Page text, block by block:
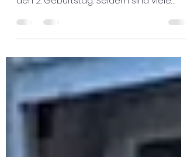
Förderverein gegründet. Wir feiern quasi
den 2. Geburtstag. Seidem sind viele